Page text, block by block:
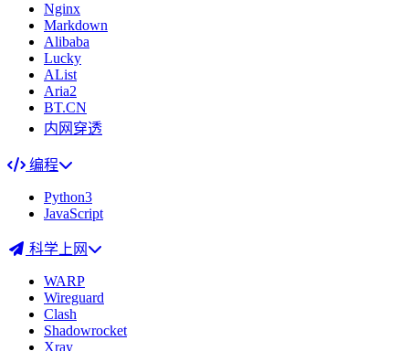
Nginx
Markdown
Alibaba
Lucky
AList
Aria2
BT.CN
内网穿透
编程
Python3
JavaScript
科学上网
WARP
Wireguard
Clash
Shadowrocket
Xray